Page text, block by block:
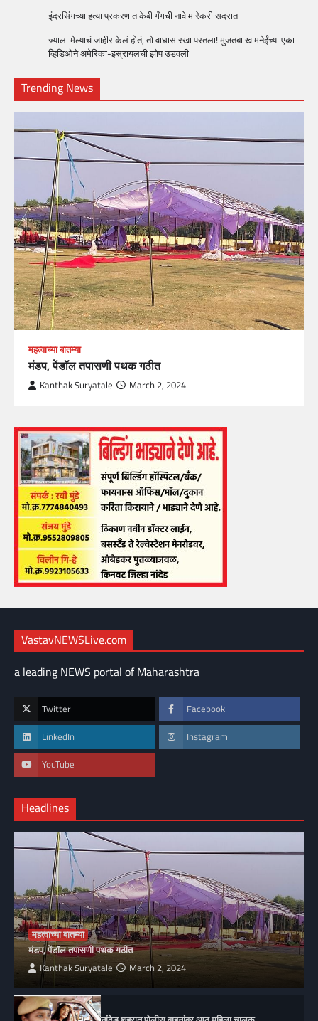
इंदरसिंगच्या हत्या प्रकरणात केबी गँगची नावे मारेकरी सदरात
ज्याला मेल्याचं जाहीर केलं होतं, तो वाघासारखा परतला! मुजतबा खामनेईंच्या एका
व्हिडिओने अमेरिका-इस्रायलची झोप उडवली
Trending News
महत्वाच्या बातम्या
मंडप, पेंडॉल तपासणी पथक गठीत
Kanthak Suryatale March 2, 2024
VastavNEWSLive.com
a leading NEWS portal of Maharashtra
Twitter Facebook
LinkedIn Instagram
YouTube
Headlines
महत्वाच्या बातम्या
मंडप, पेंडॉल तपासणी पथक गठीत
Kanthak Suryatale March 2, 2024